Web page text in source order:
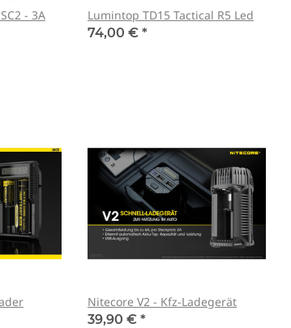
- 3A
Lumintop TD15 Tactical R5 Led
74,00 € *
Nitecore V2 - Kfz-Ladegerät
39,90 € *